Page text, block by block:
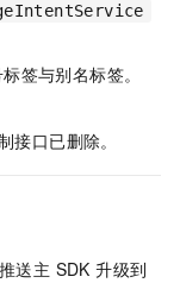
签与别名标签。
接口已删除。
送主 SDK 升级到